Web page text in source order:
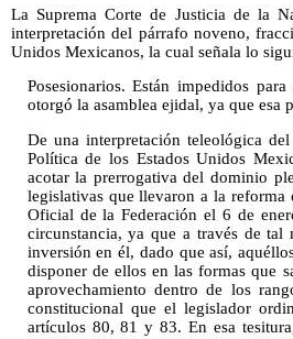
La Suprema Corte de Justicia de la
interpretación del párrafo noveno,
Unidos Mexicanos, la cual señala lo
Posesionarios. Están impedidos
otorgó la asamblea ejidal, ya que esa
De una interpretación teleológica
Política de los Estados Unidos
acotar la prerrogativa del dominio
legislativas que llevaron a la
Oficial de la Federación el 6 de
circunstancia, ya que a través de
inversión en él, dado que así,
disponer de ellos en las formas que
aprovechamiento dentro de los
constitucional que el legislador
artículos 80, 81 y 83. En esa